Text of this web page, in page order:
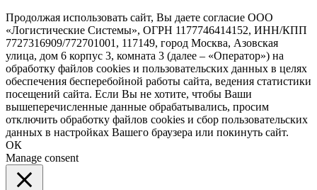
Продолжая использовать сайт, Вы даете согласие ООО
«Логистические Системы», ОГРН 1177746414152, ИНН/КПП
7727316909/772701001, 117149, город Москва, Азовская
улица, дом 6 корпус 3, комната 3 (далее – «Оператор») на
обработку файлов cookies и пользовательских данных в целях
обеспечения бесперебойной работы сайта, ведения статистики
посещений сайта. Если Вы не хотите, чтобы Ваши
вышеперечисленные данные обрабатывались, просим
отключить обработку файлов cookies и сбор пользовательских
данных в настройках Вашего браузера или покинуть сайт.
ОК
Manage consent